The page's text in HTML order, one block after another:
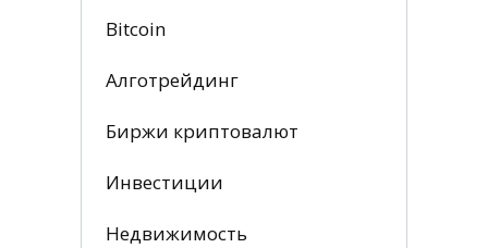
Bitcoin
Алготрейдинг
Биржи криптовалют
Инвестиции
Недвижимость